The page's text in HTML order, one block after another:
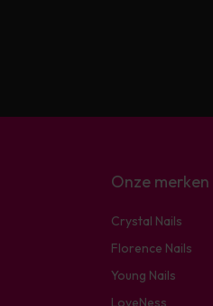
Onze merken
Crystal Nails
Florence Nails
Young Nails
LoveNess